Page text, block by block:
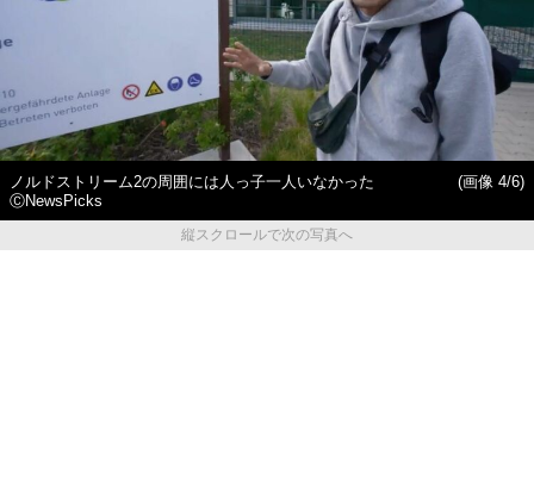
ノルドストリーム2の周囲には人っ子一人いなかった
ⒸNewsPicks
(画像 4/6)
縦スクロールで次の写真へ